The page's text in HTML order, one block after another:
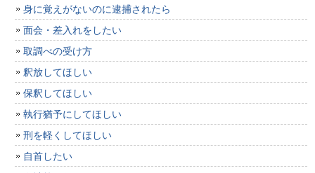
身に覚えがないのに逮捕されたら
面会・差入れをしたい
取調べの受け方
釈放してほしい
保釈してほしい
執行猶予にしてほしい
刑を軽くしてほしい
自首したい